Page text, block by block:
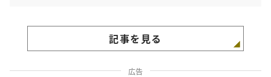
記事を見る
広告